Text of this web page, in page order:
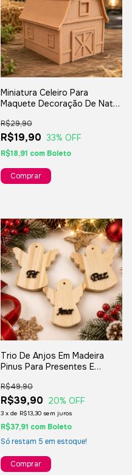
Miniatura Celeiro Para
Maquete Decoração De Natal
R$19,90
R$29,90
33% OFF
R$18,91 com Boleto
Trio De Anjos Em Madeira
Pinus Para Presentes E
R$39,90
R$49,90
20% OFF
3 x de R$13,30 sem juros
R$37,91 com Boleto
Só restam 5 em estoque!